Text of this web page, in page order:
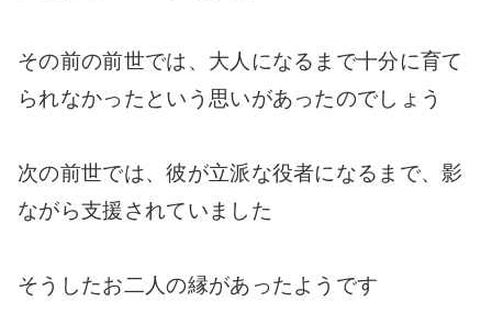
その前の前世では、大人になるまで十分に育て
られなかったという思いがあったのでしょう
次の前世では、彼が立派な役者になるまで、影
ながら支援されていました
そうしたお二人の縁があったようです